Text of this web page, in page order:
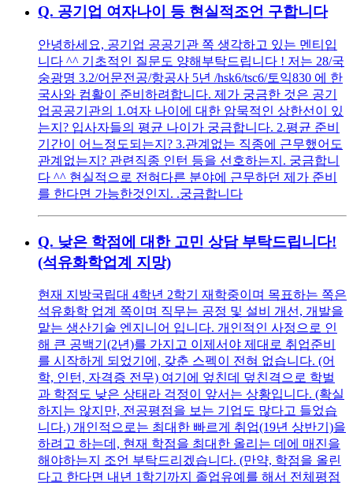
Q. 공기업 여자나이 등 현실적조언 구합니다
안녕하세요, 공기업 공공기관 쪽 생각하고 있는 멘티입
니다 ^^ 기초적인 질문도 양해부탁드립니다 ! 저는 28/국
숭광명 3.2/어문전공/항공사 5년 /hsk6/tsc6/토익830 에 한
국사와 컴활이 준비하려합니다. 제가 궁금한 것은 공기
업공공기관의 1.여자 나이에 대한 암묵적인 상한선이 있
는지? 입사자들의 평균 나이가 궁금합니다. 2.평균 준비
기간이 어느정도되는지? 3.관계없는 직종에 근무했어도
관계없는지? 관련직종 인턴 등을 선호하는지. 궁금합니
다 ^^ 현실적으로 전혀다른 분야에 근무하던 제가 준비
를 한다면 가능한것인지. .궁금합니다
Q. 낮은 학점에 대한 고민 상담 부탁드립니다!
(석유화학업계 지망)
현재 지방국립대 4학년 2학기 재학중이며 목표하는 쪽은
석유화학 업계 쪽이며 직무는 공정 및 설비 개선, 개발을
맡는 생산기술 엔지니어 입니다. 개인적인 사정으로 인
해 큰 공백기(2년)를 가지고 이제서야 제대로 취업준비
를 시작하게 되었기에, 갖춘 스펙이 전혀 없습니다. (어
학, 인턴, 자격증 전무) 여기에 엎친데 덮친격으로 학벌
과 학점도 낮은 상태라 걱정이 앞서는 상황입니다. (확실
하지는 않지만, 전공평점을 보는 기업도 많다고 들었습
니다.) 개인적으로는 최대한 빠르게 취업(19년 상반기)을
하려고 하는데, 현재 학점을 최대한 올리는 데에 매진을
해야하는지 조언 부탁드리겠습니다. (만약, 학점을 올린
다고 한다면 내년 1학기까지 졸업유예를 해서 전체평점